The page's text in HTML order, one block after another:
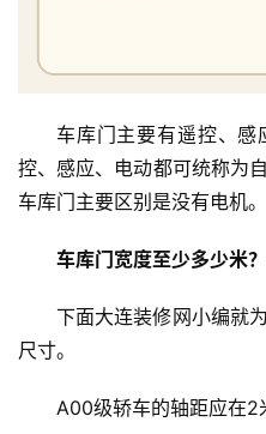
车库门主要有遥控、
控、感应、电动都可统称为
车库门主要区别是没有电机。
车库门宽度至少多少米
下面大连装修网小编就
尺寸。
A00级轿车的轴距应在2